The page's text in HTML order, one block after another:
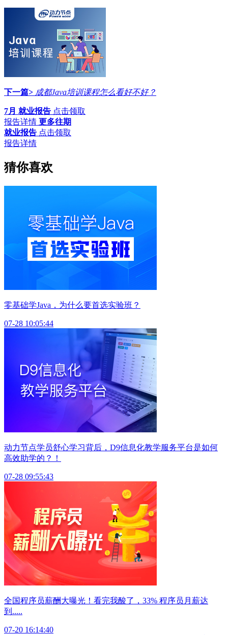
下一篇> 成都Java培训课程怎么看好不好？
7月 就业报告 点击领取
报告详情 更多往期
就业报告 点击领取
报告详情
猜你喜欢
零基础学Java，为什么要首选实验班？
07-28 10:05:44
动力节点学员舒心学习背后，D9信息化教学服务平台是如何
高效助学的？！
07-28 09:55:43
全国程序员薪酬大曝光！看完我酸了，33% 程序员月薪达
到.....
07-20 16:14:40